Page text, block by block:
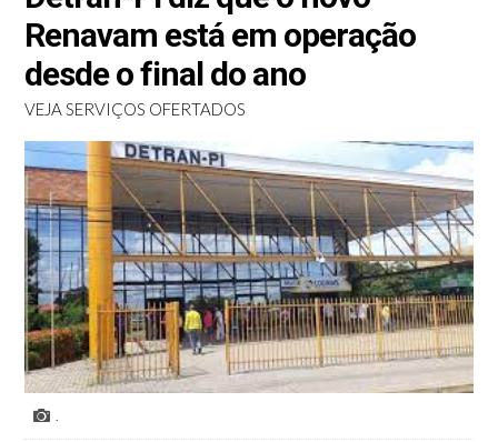
Renavam está em operação
desde o final do ano
VEJA SERVIÇOS OFERTADOS